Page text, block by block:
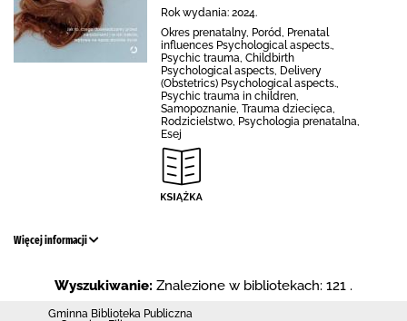
Rok wydania: 2024.
Okres prenatalny, Poród, Prenatal
influences Psychological aspects.,
Psychic trauma, Childbirth
Psychological aspects, Delivery
(Obstetrics) Psychological aspects.,
Psychic trauma in children,
Samopoznanie, Trauma dziecięca,
Rodzicielstwo, Psychologia prenatalna,
Esej
Więcej informacji
Wyszukiwanie: Znalezione w bibliotekach: 121 .
Gminna Biblioteka Publiczna